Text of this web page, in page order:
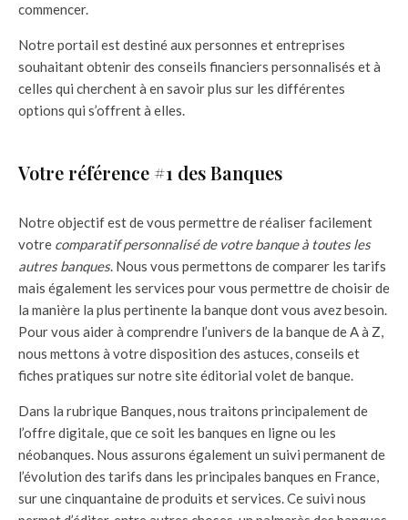
commencer.
Notre portail est destiné aux personnes et entreprises
souhaitant obtenir des conseils financiers personnalisés et à
celles qui cherchent à en savoir plus sur les différentes
options qui s’offrent à elles.
Votre référence #1 des Banques
Notre objectif est de vous permettre de réaliser facilement
votre comparatif personnalisé de votre banque à toutes les
autres banques. Nous vous permettons de comparer les tarifs
mais également les services pour vous permettre de choisir de
la manière la plus pertinente la banque dont vous avez besoin.
Pour vous aider à comprendre l’univers de la banque de A à Z,
nous mettons à votre disposition des astuces, conseils et
fiches pratiques sur notre site éditorial volet de banque.
Dans la rubrique Banques, nous traitons principalement de
l’offre digitale, que ce soit les banques en ligne ou les
néobanques. Nous assurons également un suivi permanent de
l’évolution des tarifs dans les principales banques en France,
sur une cinquantaine de produits et services. Ce suivi nous